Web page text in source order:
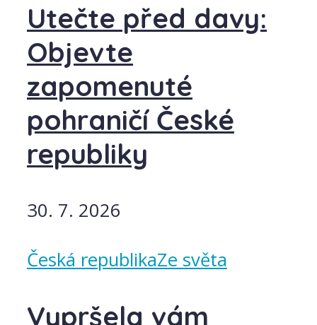
Utečte před davy:
Objevte
zapomenuté
pohraničí České
republiky
30. 7. 2026
Česká republikaZe světa
Vypršela vám